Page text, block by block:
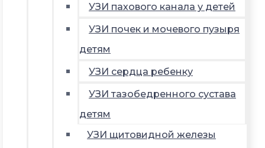
УЗИ пахового канала у детей
УЗИ почек и мочевого пузыря
детям
УЗИ сердца ребенку
УЗИ тазобедренного сустава
детям
УЗИ щитовидной железы